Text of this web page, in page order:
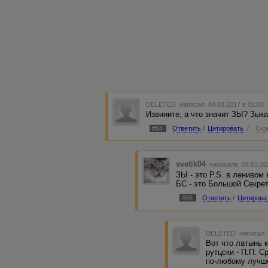
DELETED написал 04.03.2017 в 01:08
Извините, а что значит ЗЫ?
#84 Ответить / Цитировать /
svetik04 написала
ЗЫ - это P.S. в ленивом
БС - это Большой
#86 Ответить /
DELETED
Вот что латынь
рутцски - П.П.
по-любому